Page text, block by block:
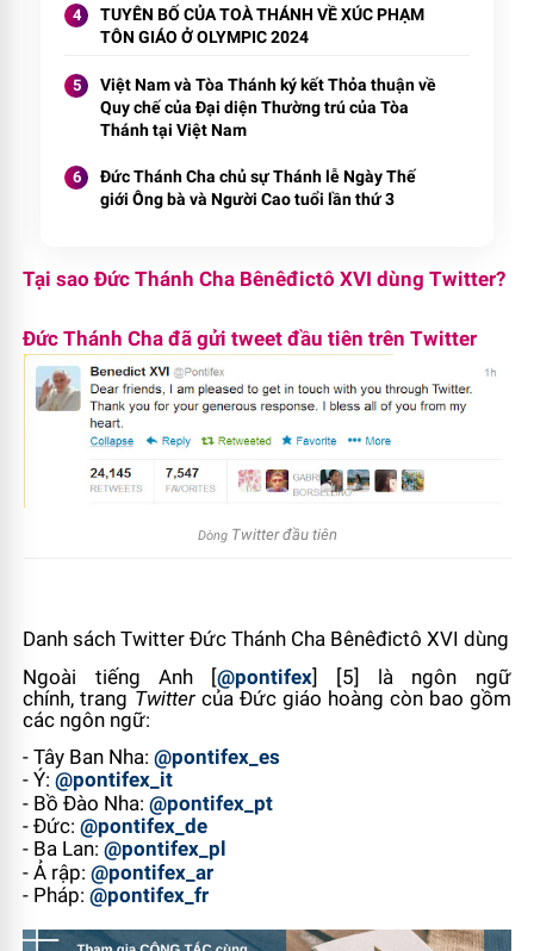
TUYÊN BỐ CỦA TOÀ THÁNH VỀ XÚC PHẠM
TÔN GIÁO Ở OLYMPIC 2024
Việt Nam và Tòa Thánh ký kết Thỏa thuận về
Quy chế của Đại diện Thường trú của Tòa
Thánh tại Việt Nam
Đức Thánh Cha chủ sự Thánh lễ Ngày Thế
giới Ông bà và Người Cao tuổi lần thứ 3
Tại sao Đức Thánh Cha Bênêđictô XVI dùng Twitter?
Đức Thánh Cha đã gửi tweet đầu tiên trên Twitter
Dòng Twitter đầu tiên
Danh sáchTwitterĐức Thánh Cha Bênêđictô XVI dùng
Ngoài tiếng Anh [@pontifex] [5] là
ngôn ngữ
chính, trang Twittercủa Đức giáo hoàng còn bao gồm
các ngôn ngữ:
- Tây Ban Nha:@pontifex_es
- Ý:@pontifex_it
- Bồ Đào Nha:@pontifex_pt
- Đức:@pontifex_de
- Ba Lan:@pontifex_pl
- Ả rập:@pontifex_ar
- Pháp:@pontifex_fr